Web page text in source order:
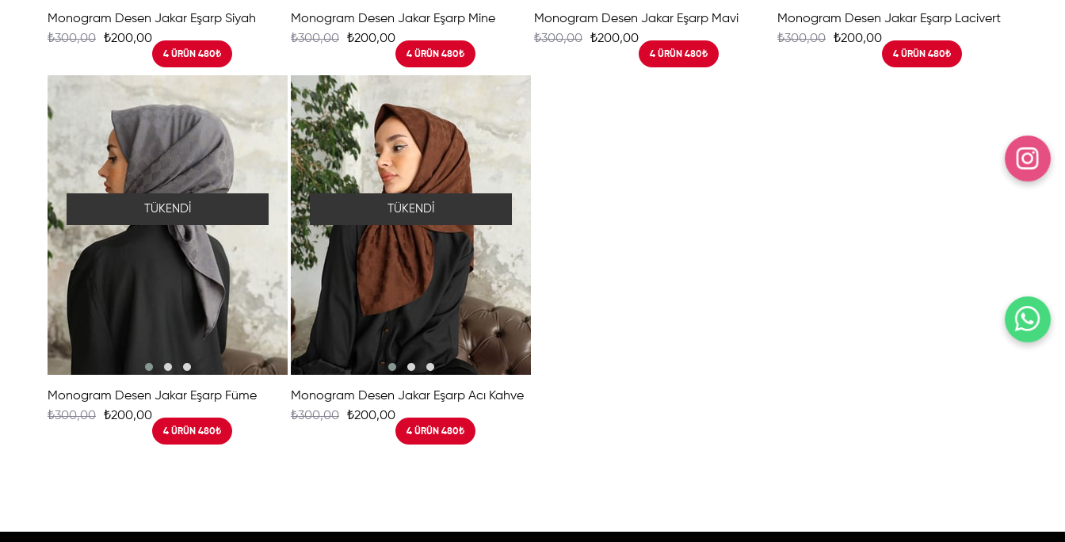
Monogram Desen Jakar Eşarp Siyah
₺200,00
₺300,00
4 ÜRÜN 480₺
Monogram Desen Jakar Eşarp Mine
₺200,00
₺300,00
4 ÜRÜN 480₺
Monogram Desen Jakar Eşarp Mavi
₺200,00
₺300,00
4 ÜRÜN 480₺
Monogram Desen Jakar Eşarp Lacivert
₺200,00
₺300,00
4 ÜRÜN 480₺
TÜKENDI
Monogram Desen Jakar Eşarp Füme
₺200,00
₺300,00
4 ÜRÜN 480₺
TÜKENDI
Monogram Desen Jakar Eşarp Acı Kahve
₺200,00
₺300,00
4 ÜRÜN 480₺